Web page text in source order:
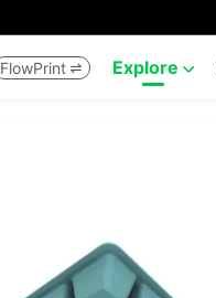
FlowPrint  Explore 